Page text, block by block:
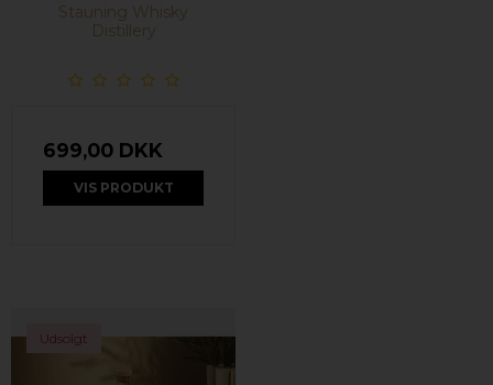
Stauning Whisky
Distillery
699,00 DKK
VIS PRODUKT
Udsolgt